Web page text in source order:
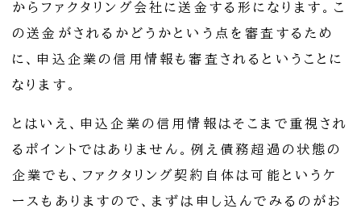
からファクタリング会社に送金する形になります。こ
の送金がされるかどうかという点を審査するため
に、申込企業の信用情報も審査されるということに
なります。
とはいえ、申込企業の信用情報はそこまで重視され
るポイントではありません。例え債務超過の状態の
企業でも、ファクタリング契約自体は可能というケ
ースもありますので、まずは申し込んでみるのがお